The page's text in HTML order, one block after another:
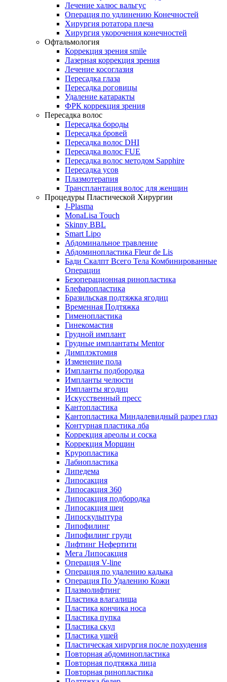
Лечение халюс вальгус
Операция по удлинению Конечностей
Хирургия ротатора плеча
Хирургия укорочения конечностей
Офтальмология
Коррекция зрения smile
Лазерная коррекция зрения
Лечение косоглазия
Пересадка глаза
Пересадка роговицы
Удаление катаракты
ФРК коррекция зрения
Пересадка волос
Пересадка бороды
Пересадка бровей
Пересадка волос DHI
Пересадка волос FUE
Пересадка волос методом Sapphire
Пересадка усов
Плазмотерапия
Трансплантация волос для женщин
Процедуры Пластической Хирургии
J-Plasma
MonaLisa Touch
Skinny BBL
Smart Lipo
Абдоминальное травление
Абдоминопластика Fleur de Lis
Бади Скалпт Всего Тела Комбинированные
Операции
Безоперационная ринопластика
Блефаропластика
Бразильская подтяжка ягодиц
Временная Подтяжка
Гименопластика
Гинекомастия
Грудной имплант
Грудные имплантаты Mentor
Димплэктомия
Изменение пола
Импланты подбородка
Импланты челюсти
Импланты ягодиц
Искусственный пресс
Кантопластика
Кантопластика Миндалевидный разрез глаз
Контурная пластика лба
Коррекция ареолы и соска
Коррекция Морщин
Круропластика
Лабиопластика
Липедема
Липосакция
Липосакция 360
Липосакция подбородка
Липосакция шеи
Липоскульптура
Липофилинг
Липофилинг груди
Лифтинг Нефертити
Мега Липосакция
Операция V-line
Операция по удалению кадыка
Операция По Удалению Кожи
Плазмолифтинг
Пластика влагалища
Пластика кончика носа
Пластика пупка
Пластика скул
Пластика ушей
Пластическая хирургия после похудения
Повторная абдоминопластика
Повторная подтяжка лица
Повторная ринопластика